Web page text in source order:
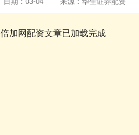
倍加网配资文章已加载完成